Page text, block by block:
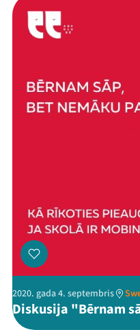
Viņi
2020. gada 4. septembris
Diskusija "Bērnam